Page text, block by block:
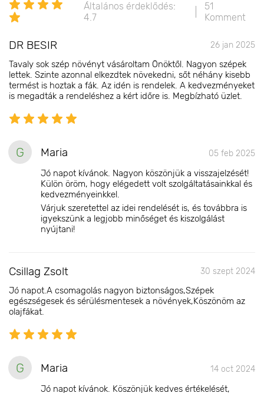
Általános érdeklődés:
4.7
51
Komment
DR BESIR 26 jan 2025
Tavaly sok szép növényt vásároltam Önöktől. Nagyon szépek
lettek. Szinte azonnal elkezdtek növekedni, sőt néhány kisebb
termést is hoztak a fák. Az idén is rendelek. A kedvezményeket
is megadták a rendeléshez a kért időre is. Megbízható üzlet.
G Maria 05 feb 2025
Jó napot kívánok. Nagyon köszönjük a visszajelzését!
Külön öröm, hogy elégedett volt szolgáltatásainkkal és
kedvezményeinkkel.
Várjuk szeretettel az idei rendelését is, és továbbra is
igyekszünk a legjobb minőséget és kiszolgálást
nyújtani!
Csillag Zsolt 30 szept 2024
Jó napot.A csomagolás nagyon biztonságos,Szépek
egészségesek és sérülésmentesek a növények,Köszönöm az
olajfákat.
G Maria 14 oct 2024
Jó napot kívánok. Köszönjük kedves értékelését,